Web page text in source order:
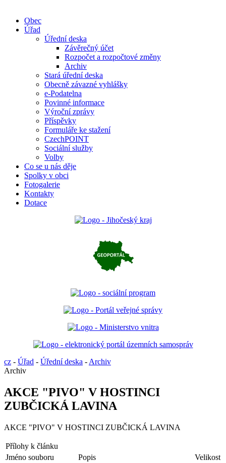
Obec
Úřad
Úřední deska
Závěrečný účet
Rozpočet a rozpočtové změny
Archiv
Stará úřední deska
Obecně závazné vyhlášky
e-Podatelna
Povinné informace
Výroční zprávy
Příspěvky
Formuláře ke stažení
CzechPOINT
Sociální služby
Volby
Co se u nás děje
Spolky v obci
Fotogalerie
Kontakty
Dotace
cz - Úřad - Úřední deska - Archiv
Archiv
AKCE "PIVO" V HOSTINCI
ZUBČICKÁ LAVINA
AKCE "PIVO" V HOSTINCI ZUBČICKÁ LAVINA
Přílohy k článku
Jméno souboru
Popis
Velikost